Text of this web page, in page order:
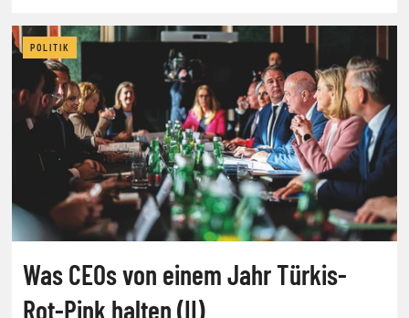
POLITIK
Was CEOs von einem Jahr Türkis-
Rot-Pink halten (II)